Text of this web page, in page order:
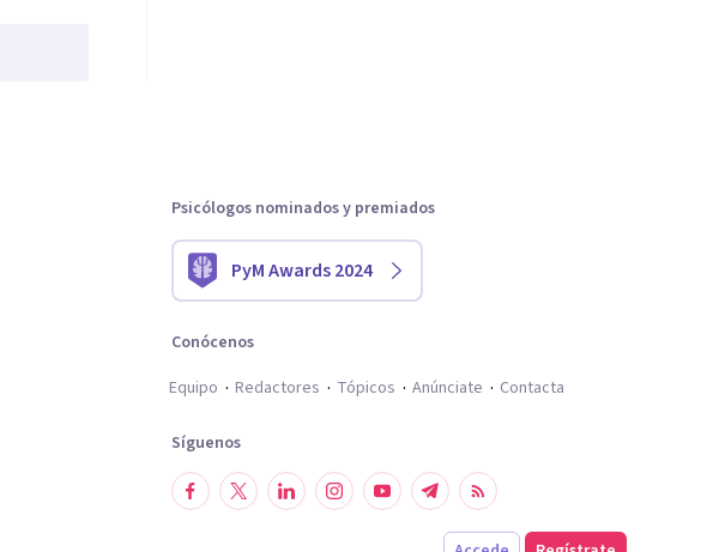
Psicólogos nominados y premiados
PyM Awards 2024
Conócenos
Equipo
Redactores Tópicos Anúnciate Contacta
Síguenos